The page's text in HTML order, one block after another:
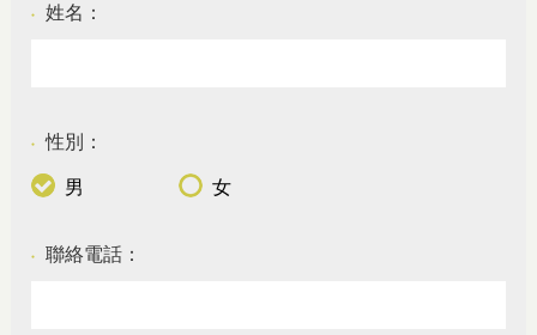
● 姓名：
● 性別：
男 女
● 聯絡電話：